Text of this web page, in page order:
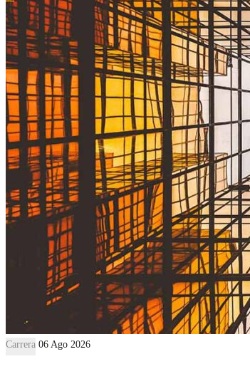
Carrera 06 Ago 2026